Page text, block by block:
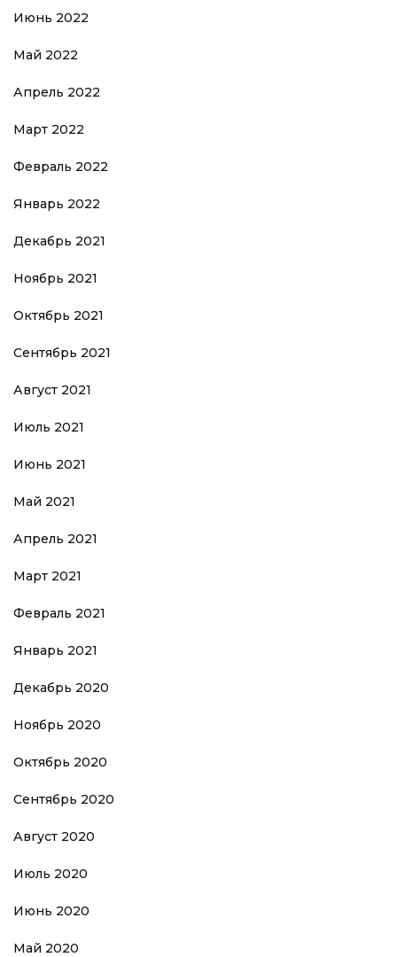
Июнь 2022
Май 2022
Апрель 2022
Март 2022
Февраль 2022
Январь 2022
Декабрь 2021
Ноябрь 2021
Октябрь 2021
Сентябрь 2021
Август 2021
Июль 2021
Июнь 2021
Май 2021
Апрель 2021
Март 2021
Февраль 2021
Январь 2021
Декабрь 2020
Ноябрь 2020
Октябрь 2020
Сентябрь 2020
Август 2020
Июль 2020
Июнь 2020
Май 2020